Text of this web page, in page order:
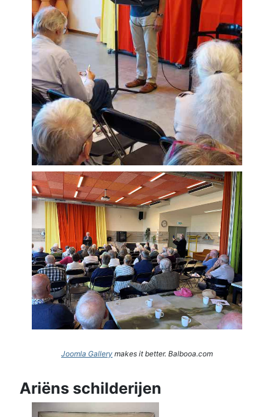
Joomla Gallery makes it better. Balbooa.com
Ariëns schilderijen